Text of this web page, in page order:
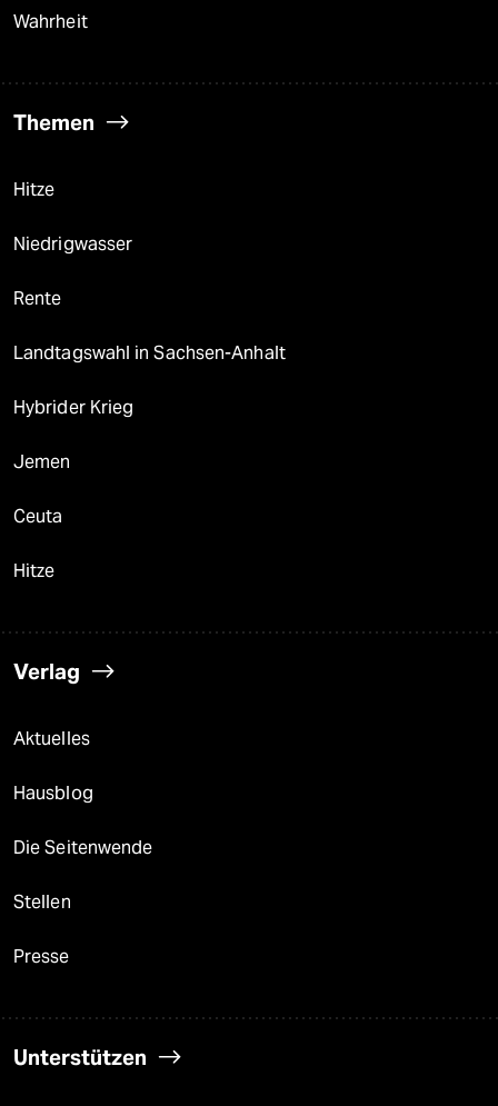
Wahrheit
Themen
Hitze
Niedrigwasser
Rente
Landtagswahl in Sachsen-Anhalt
Hybrider Krieg
Jemen
Ceuta
Hitze
Verlag
Aktuelles
Hausblog
Die Seitenwende
Stellen
Presse
Unterstützen